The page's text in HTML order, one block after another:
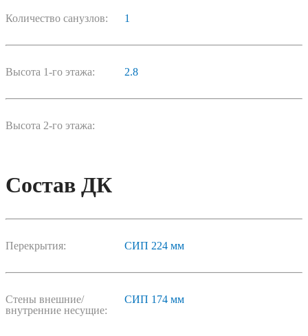
Количество санузлов: 1
Высота 1-го этажа: 2.8
Высота 2-го этажа:
Состав ДК
Перекрытия: СИП 224 мм
Стены внешние/
внутренние несущие:
СИП 174 мм